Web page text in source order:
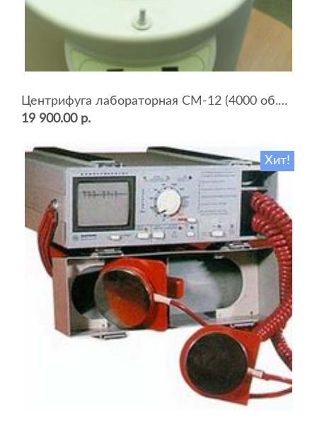
Центрифуга лабораторная СМ-12 (4000 об.мин, 12 пробирок)
19 900.00 р.
Хит!